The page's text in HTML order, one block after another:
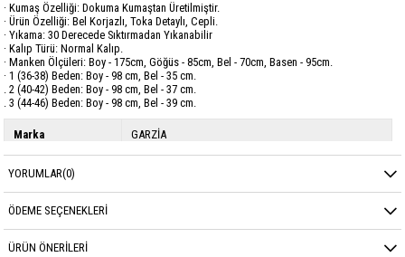
· Kumaş Özelliği: Dokuma Kumaştan Üretilmiştir.
· Ürün Özelliği: Bel Korjazlı, Toka Detaylı, Cepli.
· Yıkama: 30 Derecede Sıktırmadan Yıkanabilir
· Kalıp Türü: Normal Kalıp.
· Manken Ölçüleri: Boy - 175cm, Göğüs - 85cm, Bel - 70cm, Basen - 95cm.
· 1 (36-38) Beden: Boy - 98 cm, Bel - 35 cm.
. 2 (40-42) Beden: Boy - 98 cm, Bel - 37 cm.
. 3 (44-46) Beden: Boy - 98 cm, Bel - 39 cm.
Marka GARZİA
Kumaş Cinsi CREP
YORUMLAR(0)
ÖDEME SEÇENEKLERI
ÜRÜN ÖNERILERI